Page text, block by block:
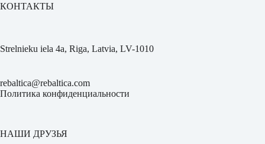
КОНТАКТЫ
Strelnieku iela 4a, Riga, Latvia, LV-1010
rebaltica@rebaltica.com
Политика конфиденциальности
НАШИ ДРУЗЬЯ